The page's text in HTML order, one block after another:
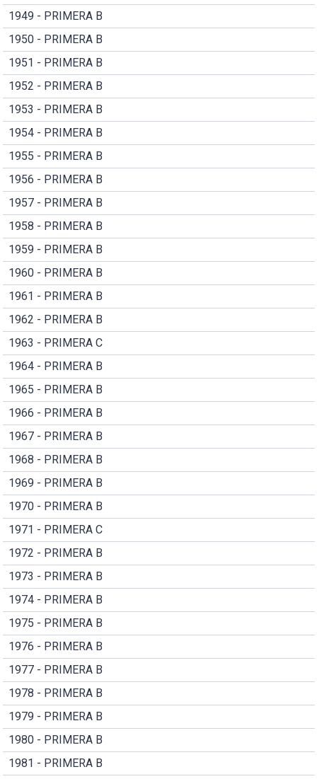
1949 - PRIMERA B
1950 - PRIMERA B
1951 - PRIMERA B
1952 - PRIMERA B
1953 - PRIMERA B
1954 - PRIMERA B
1955 - PRIMERA B
1956 - PRIMERA B
1957 - PRIMERA B
1958 - PRIMERA B
1959 - PRIMERA B
1960 - PRIMERA B
1961 - PRIMERA B
1962 - PRIMERA B
1963 - PRIMERA C
1964 - PRIMERA B
1965 - PRIMERA B
1966 - PRIMERA B
1967 - PRIMERA B
1968 - PRIMERA B
1969 - PRIMERA B
1970 - PRIMERA B
1971 - PRIMERA C
1972 - PRIMERA B
1973 - PRIMERA B
1974 - PRIMERA B
1975 - PRIMERA B
1976 - PRIMERA B
1977 - PRIMERA B
1978 - PRIMERA B
1979 - PRIMERA B
1980 - PRIMERA B
1981 - PRIMERA B